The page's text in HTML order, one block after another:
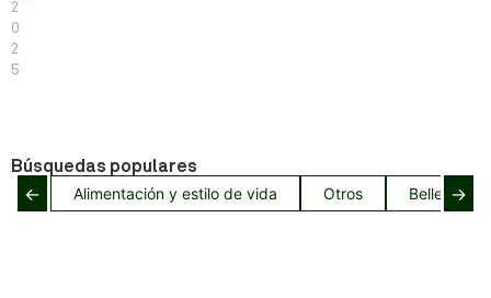
2
0
2
5
Búsquedas populares
← Alimentación y estilo de vida Otros Belleza
→